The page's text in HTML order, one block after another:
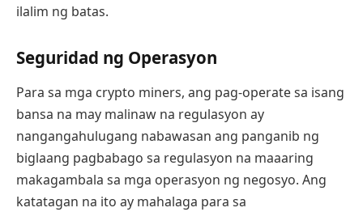
ilalim ng batas.
Seguridad ng Operasyon
Para sa mga crypto miners, ang pag-operate sa isang
bansa na may malinaw na regulasyon ay
nangangahulugang nabawasan ang panganib ng
biglaang pagbabago sa regulasyon na maaaring
makagambala sa mga operasyon ng negosyo. Ang
katatagan na ito ay mahalaga para sa